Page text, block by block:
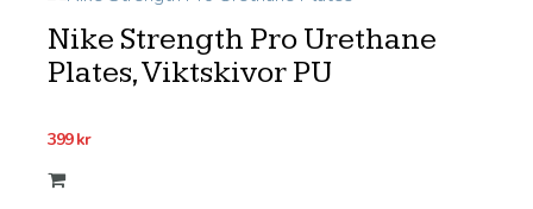
Nike Strength Pro Urethane
Plates, Viktskivor PU
399kr